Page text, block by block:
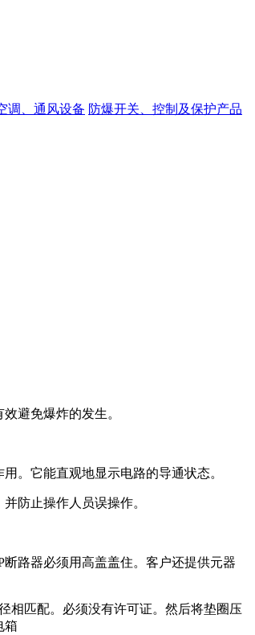
调、通风设备 防爆开关、控制及保护产品
避免爆炸的发生。
。它能直观地显示电路的导通状态。
防止操作人员误操作。
路器必须用高盖盖住。客户还提供元器
匹配。必须没有许可证。然后将垫圈压
箱